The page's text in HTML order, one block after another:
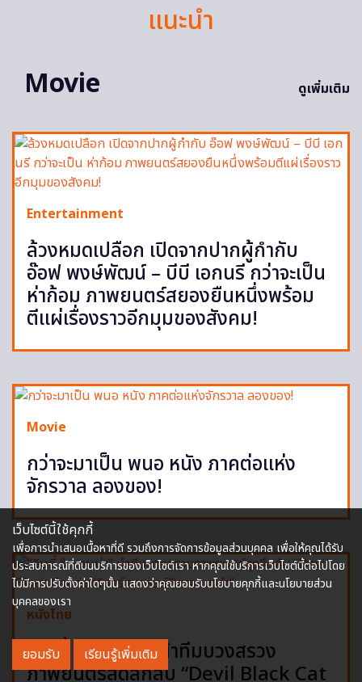
แนะนำ
Movie
ดูเพิ่มเติม
Entertainment
ล้วงหมดเปลือก เปิดจากปากผู้กำกับ
อ๊อฟ พงษ์พัฒน์ – บีบี เอกนรี กว่าจะเป็น
ห่าก้อม ภาพยนตร์สยองยืนหนึ่งพร้อม
ตีแผ่เรื่องราวอีกมุมของสังคม!
Movie
กว่าจะมาเป็น พนอ หนัง ภาคต่อแห่ง
จักรวาล ลองของ!
หนังไทย
“อินดี้ & แอนน่า” นำทีมบวงสรวง
ภาพยนตร์สุดลึกลับ “Devil Black Cat
เว็บไซต์นี้ใช้คุกกี้
เพื่อการนำเสนอเนื้อหาที่ดี รวมถึงการจัดการข้อมูลส่วนบุคคล เพื่อให้คุณได้รับ
ประสบการณ์ที่ดีบนบริการของเว็บไซต์เรา หากคุณใช้บริการเว็บไซต์นี้ต่อไปโดย
ไม่มีการปรับตั้งค่าใดๆนั้น แสดงว่าคุณยอมรับนโยบายคุกกี้และนโยบายส่วน
บุคคลของเรา
ยอมรับ เรียนรู้เพิ่มเติม